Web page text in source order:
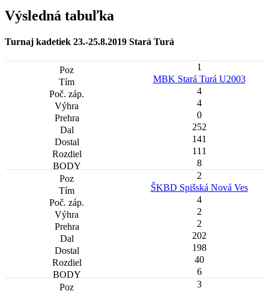
Výsledná tabuľka
Turnaj kadetiek 23.-25.8.2019 Stará Turá
1
MBK Stará Turá U2003
4
4
0
252
141
111
8
2
ŠKBD Spišská Nová Ves
4
2
2
202
198
40
6
3